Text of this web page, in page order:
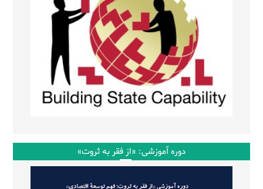
دوره آموزشی: «از فقر به ثروت»